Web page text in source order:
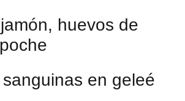
huevos de
en geleé